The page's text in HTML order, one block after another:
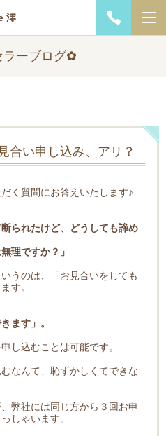
澪
ーブログ✿
合い申し込み、アリ？
く質問にお答えいたします♪
られたけど、どうしても諦め
理ですか？」
うのは、「お見合いをしても
す。
きます」。
し込むことは可能です。
なんて、恥ずかしくてできな
弊社には同じ方から３回お申
しゃいます。